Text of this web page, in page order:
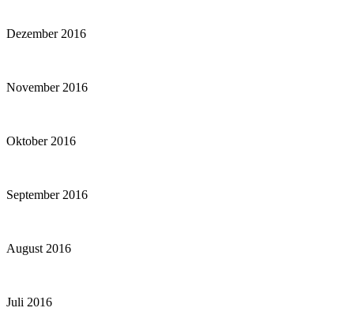
Dezember 2016
November 2016
Oktober 2016
September 2016
August 2016
Juli 2016